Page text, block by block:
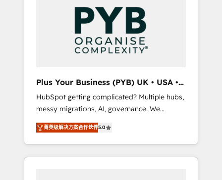
HubSpot your most powerful growth engine.
Built to convert, scale, and drive results.
technology, professional services, financial
services and industrial sectors. Offices in
Johannesburg, Cape Town, Dubai & London.
500+ HubSpot CRM implementations
Google AI Overviews. HubSpot Impact Award
- Customer First HubSpot Impact Award -
Integrations Innovation HubSpot Impact
Award - Platform Migration Excellence
HubSpot Impact Award - Platform Excellence
40+ full-time HubSpot professionals. 100s of
certifications and accreditations with
Plus Your Business (PYB) UK • USA •
Europe
HubSpot getting complicated? Multiple hubs,
messy migrations, AI, governance. We
organise that complexity, so your team can
put HubSpot to work... Welcome to our
Profile! We help with: • CRM implementation,
reports, workflows, and team training • CRM
菁英级解决方案合作伙伴5.0